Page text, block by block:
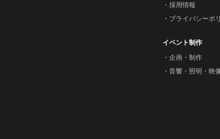
採用情報
プライバシーポ
イベント制作
企画・制作
音響・照明・映